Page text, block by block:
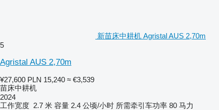
新苗床中耕机 Agristal AUS 2,70m
5
Agristal AUS 2,70m
¥27,600 PLN 15,240 ≈ €3,539
苗床中耕机
2024
工作宽度 2.7 米 容量 2.4 公顷/小时 所需牵引车功率 80 马力